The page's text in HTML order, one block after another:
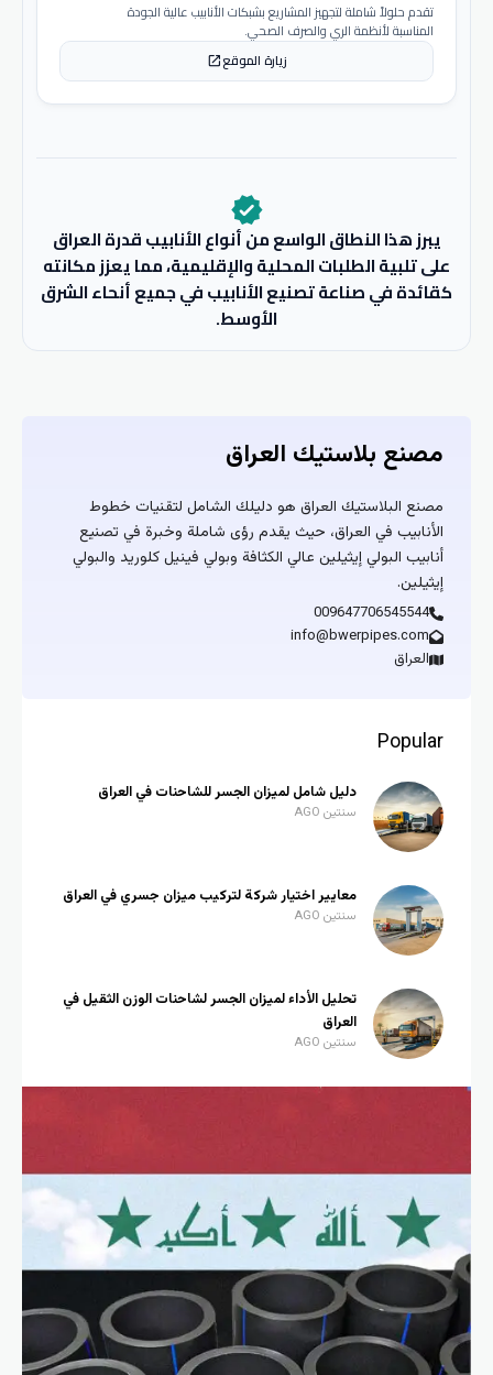
تقدم حلولاً شاملة لتجهيز المشاريع بشبكات الأنابيب عالية الجودة
المناسبة لأنظمة الري والصرف الصحي.
زيارة الموقعopen_in_new
verified
يبرز هذا النطاق الواسع من أنواع الأنابيب قدرة العراق
على تلبية الطلبات المحلية والإقليمية، مما يعزز مكانته
كقائدة في صناعة تصنيع الأنابيب في جميع أنحاء الشرق
الأوسط.
مصنع بلاستيك العراق
مصنع البلاستيك العراق هو دليلك الشامل لتقنيات خطوط
الأنابيب في العراق، حيث يقدم رؤى شاملة وخبرة في تصنيع
أنابيب البولي إيثيلين عالي الكثافة وبولي فينيل كلوريد والبولي
إيثيلين.
009647706545544
info@bwerpipes.com
العراق
Popular
دليل شامل لميزان الجسر للشاحنات في العراق
سنتين AGO
معايير اختيار شركة لتركيب ميزان جسري في العراق
سنتين AGO
تحليل الأداء لميزان الجسر لشاحنات الوزن الثقيل في
العراق
سنتين AGO